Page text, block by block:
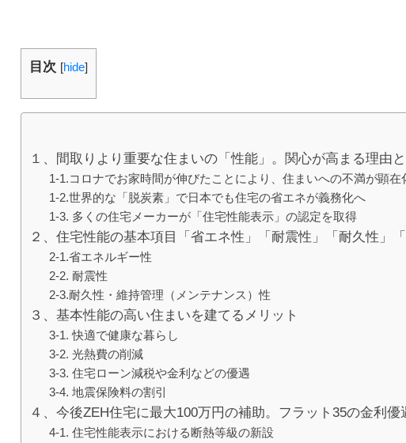
目次 [hide]
１、間取りより重要な住まいの「性能」。関心が高まる理由
1-1.コロナでお家時間が伸びたことにより、住まいへの不満が顕在
1-2.世界的な「脱炭素」で日本でも住宅の省エネが義務化へ
1-3. 多くの住宅メーカーが「住宅性能表示」の認定を取得
２、住宅性能の基本項目「省エネ性」「耐震性」「耐久性」
2-1.省エネルギー性
2-2. 耐震性
2-3.耐久性・維持管理（メンテナンス）性
３、基本性能の高い住まいを建てるメリット
3-1. 快適で健康な暮らし
3-2. 光熱費の削減
3-3. 住宅ローン減税や金利などの優遇
3-4. 地震保険料の割引
４、今後ZEH住宅に最大100万円の補助。フラット35の金利優
4-1. 住宅性能表示における断熱等級の新設